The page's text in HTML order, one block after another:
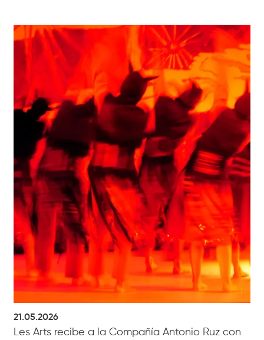
21.05.2026
Les Arts recibe a la Compañía Antonio Ruz con